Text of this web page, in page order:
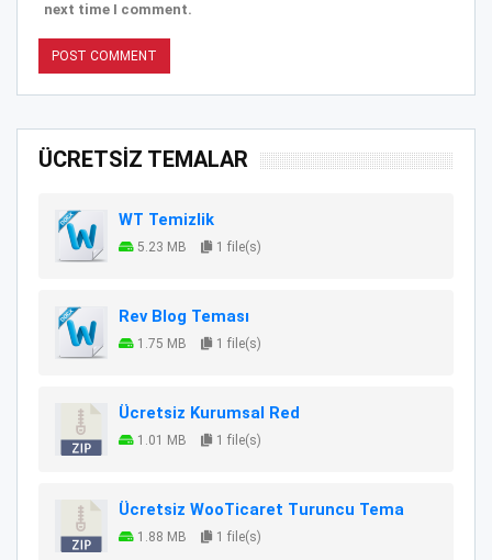
next time I comment.
ÜCRETSİZ TEMALAR
WT Temizlik
5.23 MB 1 file(s)
Rev Blog Teması
1.75 MB 1 file(s)
Ücretsiz Kurumsal Red
1.01 MB 1 file(s)
Ücretsiz WooTicaret Turuncu Tema
1.88 MB 1 file(s)